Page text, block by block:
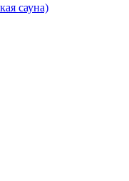
сауна)